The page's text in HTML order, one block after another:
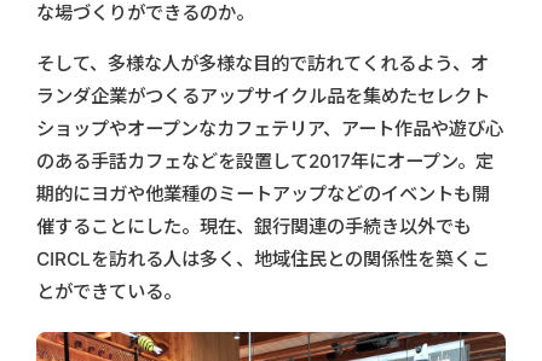
な場づくりができるのか。
そして、多様な人が多様な目的で訪れてくれるよう、オ
ランダ企業がつくるアップサイクル品を集めたセレクト
ショップやオープンなカフェテリア、アート作品や遊び心
のある手話カフェなどを設置して2017年にオープン。定
期的にヨガや他業種のミートアップなどのイベントも開
催することにした。現在、銀行関連の手続き以外でも
CIRCLを訪れる人は多く、地域住民との関係性を築くこ
とができている。